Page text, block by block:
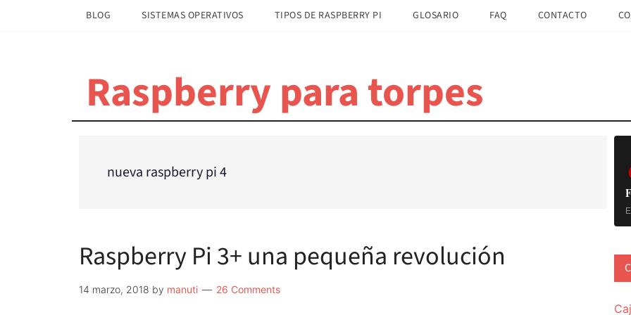
BLOG SISTEMAS OPERATIVOS TIPOS DE RASPBERRY PI GLOSARIO FAQ CONTACTO
Raspberry para torpes
nueva raspberry pi 4
Raspberry Pi 3+ una pequeña revolución
14 marzo, 2018 by manuti 26 Comments